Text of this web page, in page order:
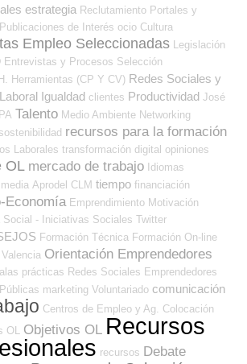
estrategia Reclutamiento Portales y
Publicaciones de Interés ocio Cultura
Empleo Seleccionadas
Legislación
Entrevistas y Procesos Selección
Herramientas (CP Y CV) Redes Sociales y
Igualdad clientes Productividad José
Talento Medio Ambiente Networking
sostenibilidad recursos para la formación
Laborales transformación digital opiniones
OL mercado de trabajo Idiomas
Aprodel CLM tiempo financiación
Economía Emprendimiento Motivación
Social - Iniciativas Sociales Twitter
Formación Técnica Formación On-line
Valencia Orientación Emprendedores
prácticas Redes Sociales Emprendedores
marketing Voluntariado comunicación
Centros de Empleo y Ag. Colocación
Objetivos OL Recursos
recursos Debate